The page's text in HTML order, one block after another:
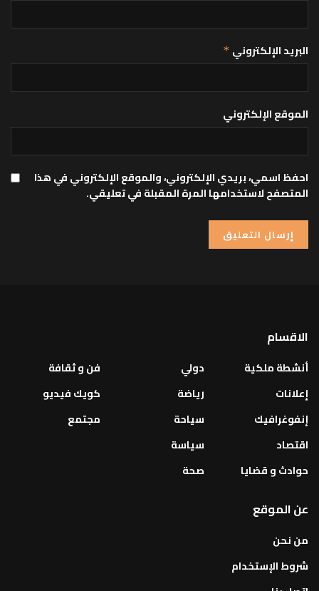
البريد الإلكتروني *
الموقع الإلكتروني
احفظ اسمي، بريدي الإلكتروني، والموقع الإلكتروني في هذا
المتصفح لاستخدامها المرة المقبلة في تعليقي.
الاقسام
أنشطة ملكية
إعلانات
إنفوغرافيك
اقتصاد
حوادث و قضايا
دولي
رياضة
سياحة
سياسة
صحة
فن و ثقافة
كويك فيديو
مجتمع
عن الموقع
من نحن
شروط الإستخدام